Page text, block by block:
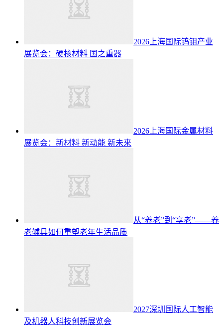
2026上海国际钨钼产业
展览会：硬核材料 国之重器
2026上海国际金属材料
展览会：新材料 新动能 新未来
从“养老”到“享老”——养
老辅具如何重塑老年生活品质
2027深圳国际人工智能
及机器人科技创新展览会